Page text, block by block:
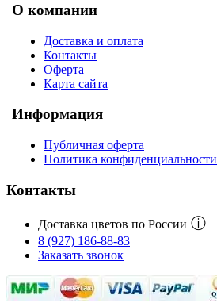
О компании
Доставка и оплата
Контакты
Оферта
Карта сайта
Информация
Публичная оферта
Политика конфиденциальности
Контакты
Доставка цветов по России ⓘ
8 (927) 186-88-83
Заказать звонок